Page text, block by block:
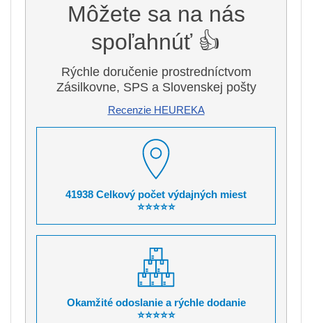
Môžete sa na nás
spoľahnúť 👍
Rýchle doručenie prostredníctvom
Zásilkovne, SPS a Slovenskej pošty
Recenzie HEUREKA
41938 Celkový počet výdajných miest
⭐⭐⭐⭐⭐
Okamžité odoslanie a rýchle dodanie
⭐⭐⭐⭐⭐